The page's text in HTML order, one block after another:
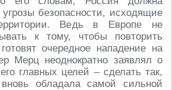
безопасности, исходящие
Ведь в Европе не
к тому, чтобы повторить
очередное нападение на
Мерц неоднократно заявлял о
главных целей – сделать так,
обладала самой сильной